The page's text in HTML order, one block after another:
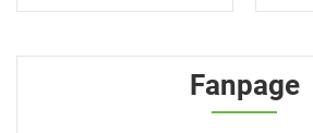
Fanpage